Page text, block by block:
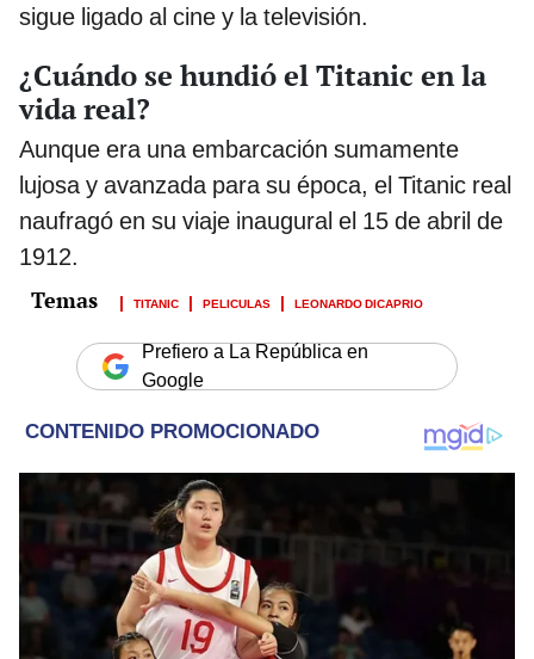
sigue ligado al cine y la televisión.
¿Cuándo se hundió el Titanic en la
vida real?
Aunque era una embarcación sumamente
lujosa y avanzada para su época, el Titanic real
naufragó en su viaje inaugural el 15 de abril de
1912.
TITANIC PELICULAS LEONARDO DICAPRIO
Prefiero a La República en
Google